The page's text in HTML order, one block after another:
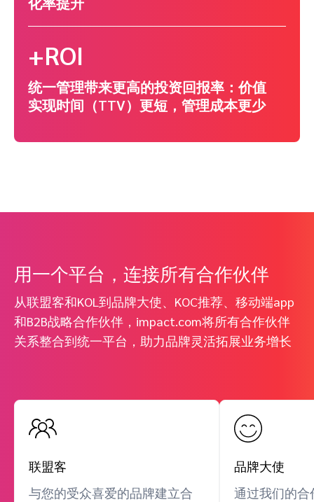
统一管理带来更高的投资回报率：价值
实现时间（TTV）更短，管理成本更少
+ROI
用一个平台，连接所有合作伙伴
从联盟客和KOL到品牌大使、KOC推荐、移动端app
和B2B战略合作伙伴，impact.com将所有合作伙伴
关系整合到统一平台，助力品牌灵活拓展业务增长
联盟客
与您的受众喜爱的品牌建立合
品牌大使
通过我们的